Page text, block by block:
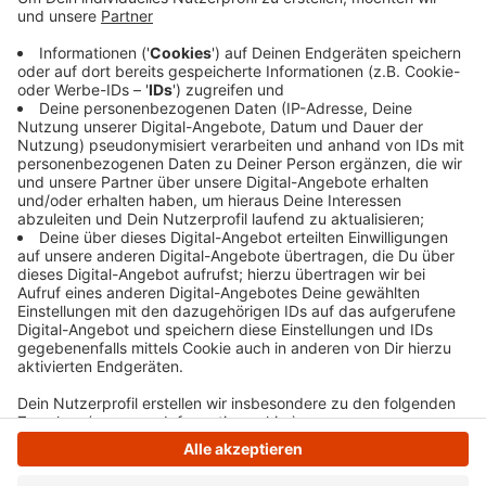
Markt nur noch von 7.30 bis 13 Uhr, statt wie
heute (26.11.) bis einschließlich Heiligabend
(24.12.). Ab Silvester ist der Wochenmarkt wieder
auf seinem alten Platz.
Veröffentlicht:Dienstag, 26.11.2024 09:33
Anzeige
Anzeige